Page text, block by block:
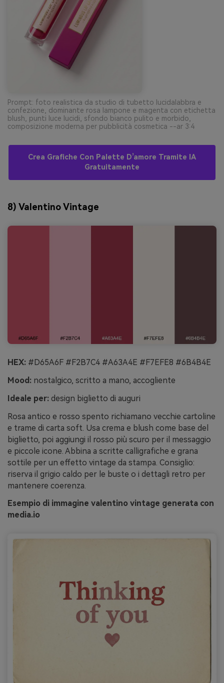
Prompt: foto realistica da studio di tubetto lucidalabbra e
confezione, dominante rosa lampone e magenta con etichetta
blush, punti luce lucidi, sfondo bianco pulito e morbido,
composizione moderna per pubblicità cosmetica --ar 3:4
Crea Grafiche Con Palette D’amore Tramite IA
Gratuitamente
8) Valentino Vintage
HEX: #D65A6F #F2B7C4 #A63A4E #F7EFE8 #6B4B4E
Mood: nostalgico, scritto a mano, accogliente
Ideale per: design biglietto di auguri
Rosa antico e rosso spento richiamano vecchie cartoline
e trame di carta soft. Usa crema e blush come base del
biglietto, poi aggiungi il rosso più scuro per il messaggio
e piccole icone. Abbina a scritte calligrafiche e grana
sottile per un effetto vintage da stampa. Consiglio:
riserva il grigio caldo per le buste o i dettagli retro per
mantenere coerenza.
Esempio di immagine valentino vintage generata con
media.io